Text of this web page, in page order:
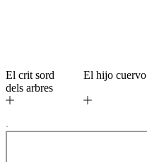
El crit sord
dels arbres
El hijo cuervo